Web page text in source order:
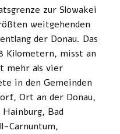
zur Slowakei
weitgehenden
der Donau. Das
Kilometern, misst an
mehr als vier
in den Gemeinden
Ort an der Donau,
Bad
Carnuntum,